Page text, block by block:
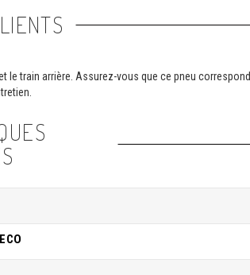
le train arrière. Assurez-vous que ce pneu correspond